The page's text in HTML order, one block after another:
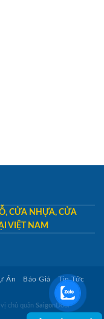
CỬA NHỰA, CỬA
VIỆT NAM
Án Báo Giá
Tin Tức
chủ quản SaigonDoor